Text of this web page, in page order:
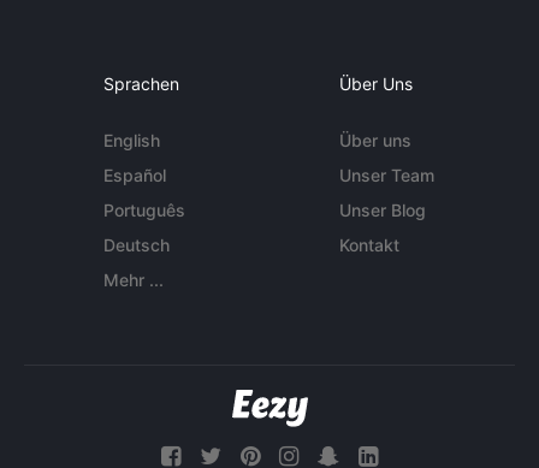
Sprachen
English
Español
Português
Deutsch
Mehr ...
Über Uns
Über uns
Unser Team
Unser Blog
Kontakt